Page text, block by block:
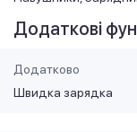
Додаткові
Додатково
Швидка зарядка